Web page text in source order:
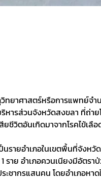
าศาสตร์หรือการแพทย์จ
รส่วนจังหวัดสงขลา ที่ถ่าย
ตอันเกิดมาจากโรคไข้เลื
ายอำเภอในเขตพื้นที่จัง
อำเภอควนเนียงมีอัตรา
ชากรแสนคน โดยอำเภอห